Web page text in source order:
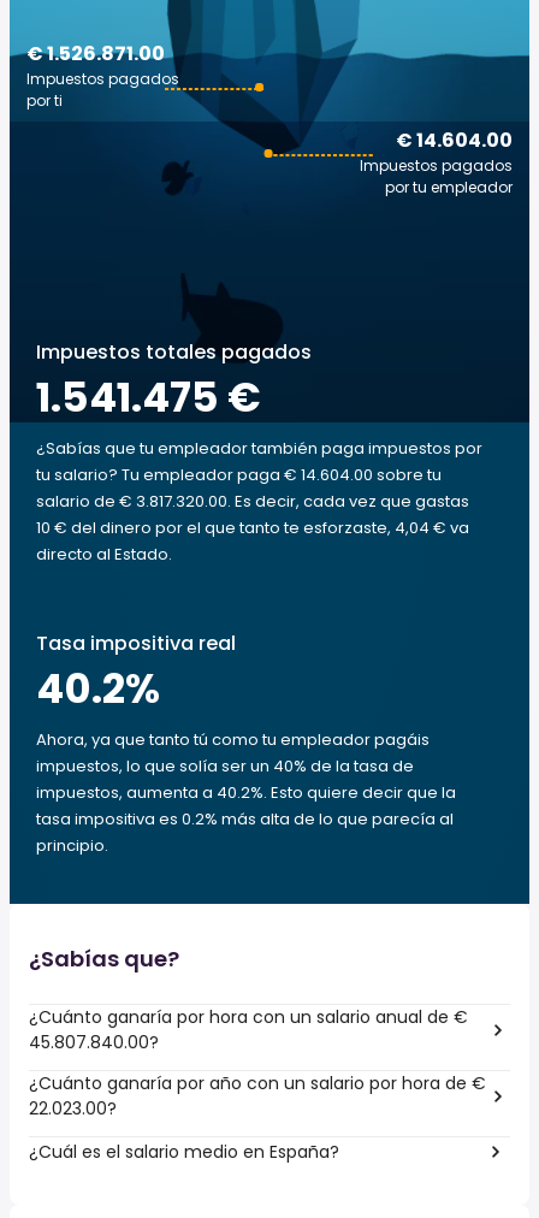
€ 14.604.00
Impuestos pagados
por tu empleador
€ 1.526.871.00
Impuestos pagados
por ti
Impuestos totales pagados
1.541.475 €
¿Sabías que tu empleador también paga impuestos por
tu salario? Tu empleador paga € 14.604.00 sobre tu
salario de € 3.817.320.00. Es decir, cada vez que gastas
10 € del dinero por el que tanto te esforzaste, 4,04 € va
directo al Estado.
Tasa impositiva real
40.2%
Ahora, ya que tanto tú como tu empleador pagáis
impuestos, lo que solía ser un 40% de la tasa de
impuestos, aumenta a 40.2%. Esto quiere decir que la
tasa impositiva es 0.2% más alta de lo que parecía al
principio.
¿Sabías que?
¿Cuánto ganaría por hora con un salario anual de €
45.807.840.00?
¿Cuánto ganaría por año con un salario por hora de €
22.023.00?
¿Cuál es el salario medio en España?